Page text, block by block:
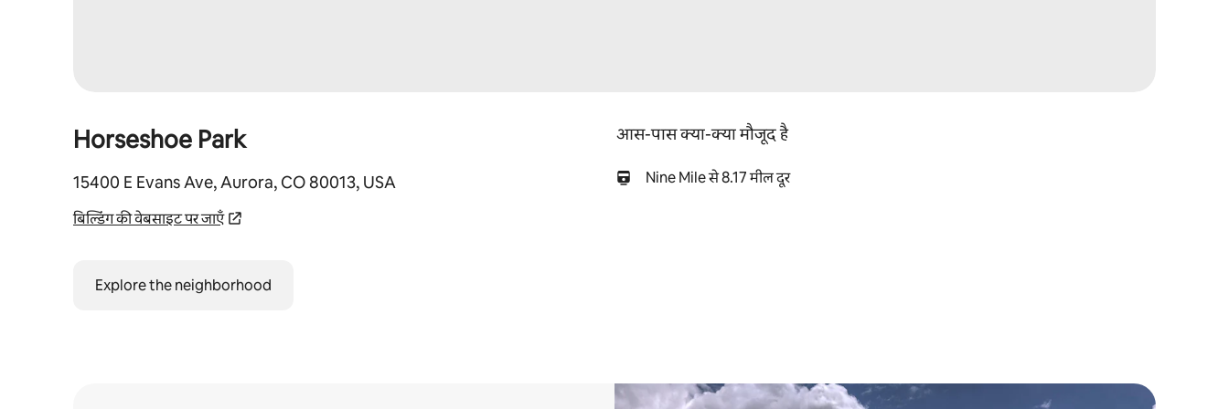
Horseshoe Park
15400 E Evans Ave, Aurora, CO 80013, USA
बिल्डिंग की वेबसाइट पर जाएँ
Explore the neighborhood
आस-पास क्या-क्या मौजूद है
Nine Mile से 8.17 मील दूर